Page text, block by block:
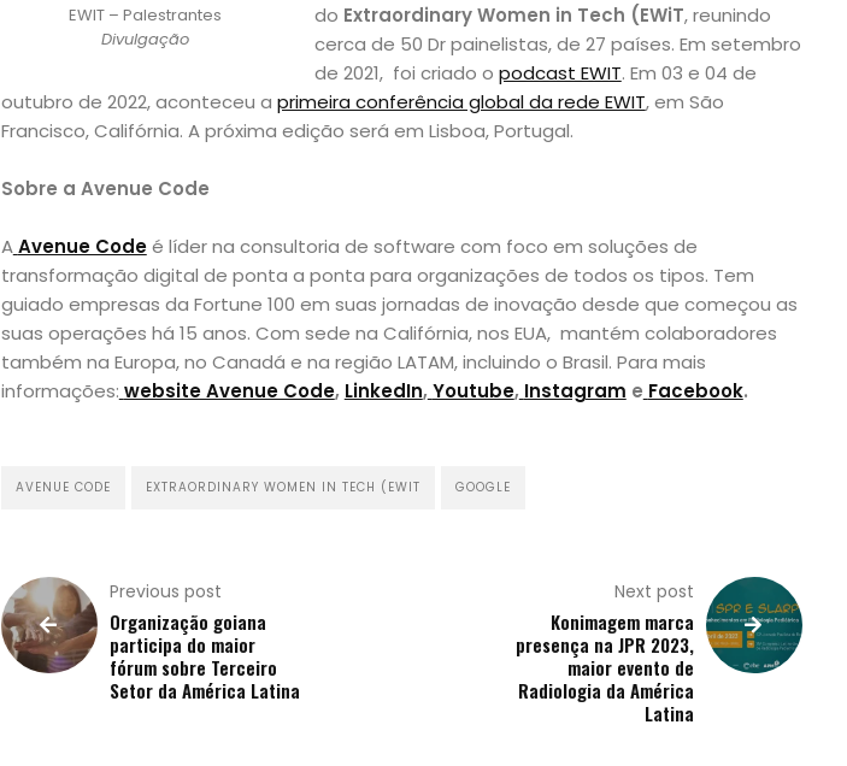
EWIT – Palestrantes
Divulgação
do Extraordinary Women in Tech (EWiT, reunindo
cerca de 50 Dr painelistas, de 27 países. Em setembro
de 2021, foi criado o podcast EWIT. Em 03 e 04 de
outubro de 2022, aconteceu a primeira conferência global da rede EWIT, em São
Francisco, Califórnia. A próxima edição será em Lisboa, Portugal.
Sobre a Avenue Code
A Avenue Codeé líder na consultoria de software com foco em soluções de
transformação digital de ponta a ponta para organizações de todos os tipos. Tem
guiado empresas da Fortune 100 em suas jornadas de inovação desde que começou as
suas operações há 15 anos. Com sede na Califórnia, nos EUA, mantém colaboradores
também na Europa, no Canadá e na região LATAM, incluindo o Brasil. Para mais
informações: website Avenue Code, LinkedIn, Youtube, Instagram e Facebook.
AVENUE CODE EXTRAORDINARY WOMEN IN TECH (EWIT GOOGLE
Previous post
Organização goiana
participa do maior
fórum sobre Terceiro
Setor da América Latina
Next post
Konimagem marca
presença na JPR 2023,
maior evento de
Radiologia da América
Latina